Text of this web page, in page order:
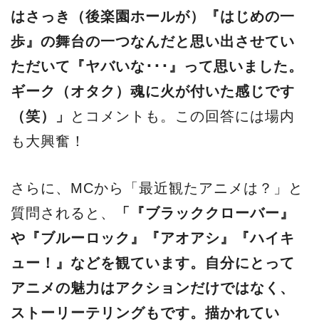
はさっき（後楽園ホールが）『はじめの一
歩』の舞台の一つなんだと思い出させてい
ただいて『ヤバいな･･･』って思いました。
ギーク（オタク）魂に火が付いた感じです
（笑）」
とコメントも。この回答には場内
も大興奮！
さらに、MCから「最近観たアニメは？」と
質問されると、
「『ブラッククローバー』
や『ブルーロック』『アオアシ』『ハイキ
ュー！』などを観ています。自分にとって
アニメの魅力はアクションだけではなく、
ストーリーテリングもです。描かれてい